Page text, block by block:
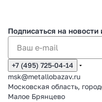
Подписаться на новости
+7 (495) 725-04-14
msk@metallobazav.ru
Московская область,
Малое Брянцево